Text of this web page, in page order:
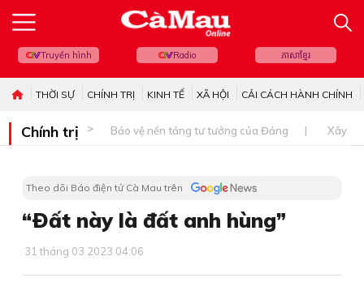
Truyền hình Radio ភាសាខ្មែរ
THỜI SỰ CHÍNH TRỊ KINH TẾ XÃ HỘI CẢI CÁCH HÀNH CHÍNH
Chính trị Bảo vệ nền tảng tư tưởng của Đảng Xây
Theo dõi Báo điện tử Cà Mau trên
“Ðất này là đất anh hùng”
31 tháng 03 2023 04:06